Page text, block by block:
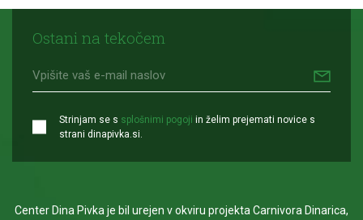
Ostani na tekočem
Strinjam se s splošnimi pogoji in želim prejemati novice s
strani dinapivka.si.
Center Dina Pivka je bil urejen v okviru projekta Carnivora Dinarica,